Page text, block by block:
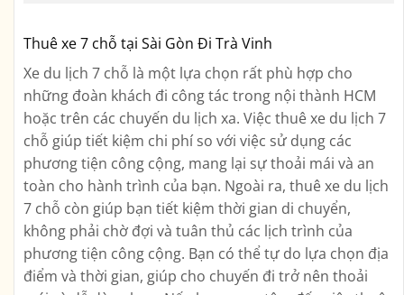
Thuê xe 7 chỗ tại Sài Gòn Đi Trà Vinh
Xe du lịch 7 chỗ là một lựa chọn rất phù hợp cho
những đoàn khách đi công tác trong nội thành HCM
hoặc trên các chuyến du lịch xa. Việc thuê xe du lịch 7
chỗ giúp tiết kiệm chi phí so với việc sử dụng các
phương tiện công cộng, mang lại sự thoải mái và an
toàn cho hành trình của bạn. Ngoài ra, thuê xe du lịch
7 chỗ còn giúp bạn tiết kiệm thời gian di chuyển,
không phải chờ đợi và tuân thủ các lịch trình của
phương tiện công cộng. Bạn có thể tự do lựa chọn địa
điểm và thời gian, giúp cho chuyến đi trở nên thoải